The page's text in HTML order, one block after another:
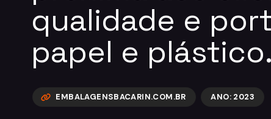
qualidade e
papel e plástico.
EMBALAGENSBACARIN.COM.BR ANO: 2023